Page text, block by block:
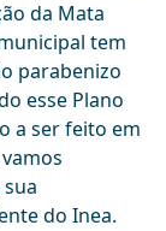
da Mata
tem
parabenizo
esse Plano
a ser feito em
do Inea.